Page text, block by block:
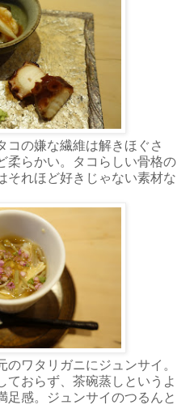
コの嫌な繊維は解きほぐさ
柔らかい。タコらしい骨格の
それほど好きじゃない素材な
ワタリガニにジュンサイ。
ておらず、茶碗蒸しというよ
足感。ジュンサイのつるんと